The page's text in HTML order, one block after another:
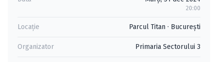
20:00
Locație Parcul Titan · Bucureşti
Organizator Primaria Sectorului 3